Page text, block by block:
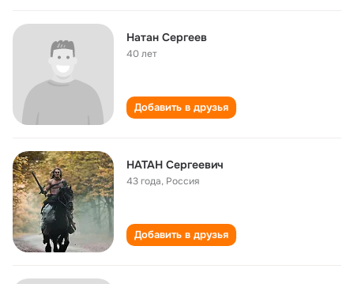
Натан Сергеев
40 лет
Добавить в друзья
НАТАН Сергеевич
43 года, Россия
Добавить в друзья